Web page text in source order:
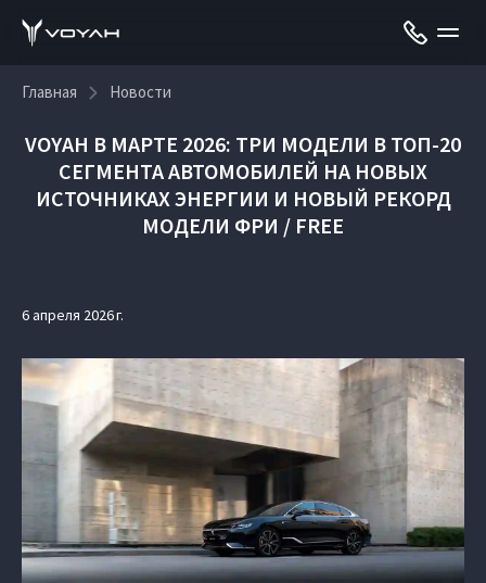
Главная Новости
VOYAH В МАРТЕ 2026: ТРИ МОДЕЛИ В ТОП-20
СЕГМЕНТА АВТОМОБИЛЕЙ НА НОВЫХ
ИСТОЧНИКАХ ЭНЕРГИИ И НОВЫЙ РЕКОРД
МОДЕЛИ ФРИ / FREE
6 апреля 2026 г.